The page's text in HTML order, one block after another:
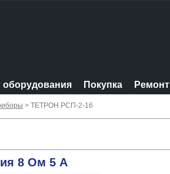
оборудования Покупка Ремонт
> ТЕТРОН РСП-2-16
8 Ом 5 А